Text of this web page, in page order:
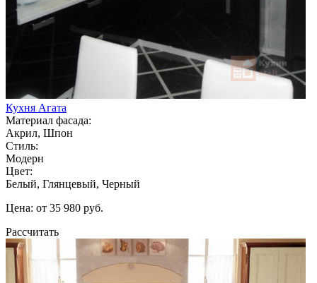
Кухня Агата
Материал фасада:
Акрил, Шпон
Стиль:
Модерн
Цвет:
Белый, Глянцевый, Черный
Цена: от 35 980 руб.
Рассчитать